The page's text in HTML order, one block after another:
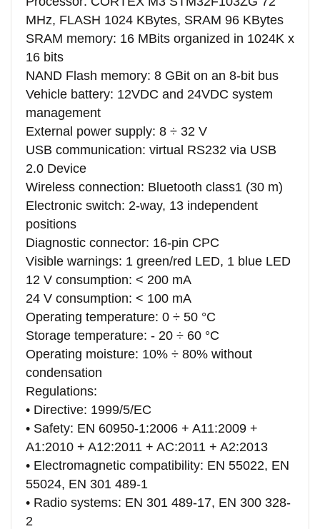
MHz, FLASH 1024 KBytes, SRAM 96 KBytes
SRAM memory: 16 MBits organized in 1024K x
16 bits
NAND Flash memory: 8 GBit on an 8-bit bus
Vehicle battery: 12VDC and 24VDC system
management
External power supply: 8 ÷ 32 V
USB communication: virtual RS232 via USB
2.0 Device
Wireless connection: Bluetooth class1 (30 m)
Electronic switch: 2-way, 13 independent
positions
Diagnostic connector: 16-pin CPC
Visible warnings: 1 green/red LED, 1 blue LED
12 V consumption: < 200 mA
24 V consumption: < 100 mA
Operating temperature: 0 ÷ 50 °C
Storage temperature: - 20 ÷ 60 °C
Operating moisture: 10% ÷ 80% without
condensation
Regulations:
• Directive: 1999/5/EC
• Safety: EN 60950-1:2006 + A11:2009 +
A1:2010 + A12:2011 + AC:2011 + A2:2013
• Electromagnetic compatibility: EN 55022, EN
55024, EN 301 489-1
• Radio systems: EN 301 489-17, EN 300 328-
2